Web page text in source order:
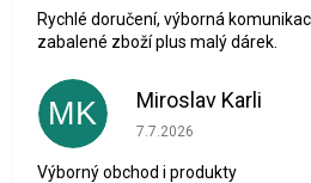
Rychlé doručení, výborná
zabalené zboží plus malý dárek.
MK Miroslav Karli
Hodnocení obchodu je
7.7.2026
Výborný obchod i produkty